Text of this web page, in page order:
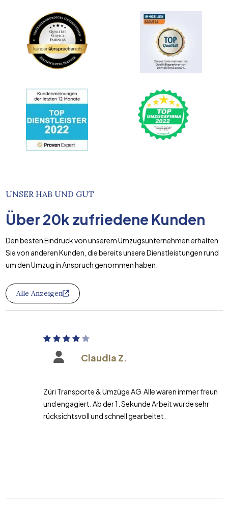
UNSER HAB UND GUT
Über20k zufriedene Kunden
Den besten Eindruck von unserem Umzugsunternehmen erhalten
Sie von anderen Kunden, die bereits unsere Dienstleistungen rund
um den Umzug in Anspruch genommen haben.
Alle Anzeigen
Claudia Z.
Züri Transporte & Umzüge AG Alle waren immer freundlich
und engagiert. Ab der 1. Sekunde Arbeit wurde sehr
rücksichtsvoll und schnell gearbeitet.